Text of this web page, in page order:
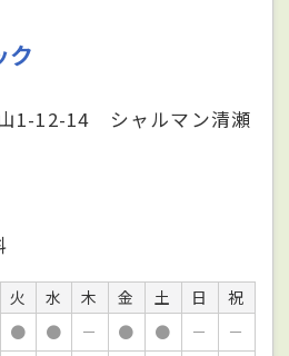
ク
1-12-14 シャルマン清瀬
火 水 木 金 土 日
祝
● ● － ● ● －
－